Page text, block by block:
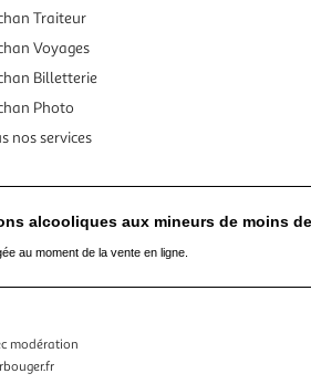
Traiteur
Voyages
Billetterie
Photo
nos services
alcooliques aux mineurs de moins
au moment de la vente en ligne.
modération